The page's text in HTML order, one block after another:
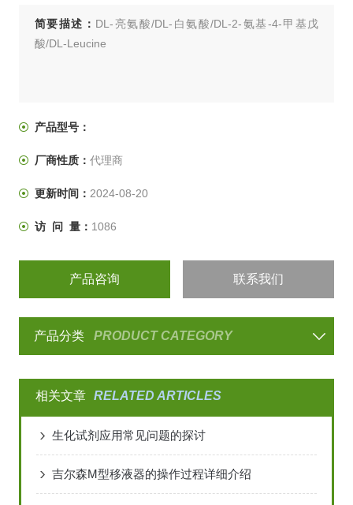
简要描述： DL-亮氨酸/DL-白氨酸/DL-2-氨基-4-甲基戊
酸/DL-Leucine
产品型号：
厂商性质： 代理商
更新时间： 2024-08-20
访 问 量： 1086
产品咨询 联系我们
产品分类 PRODUCT CATEGORY
相关文章 RELATED ARTICLES
生化试剂应用常见问题的探讨
吉尔森M型移液器的操作过程详细介绍